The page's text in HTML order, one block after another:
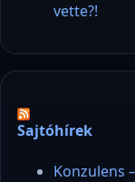
vette?!
Sajtóhírek
Konzulens